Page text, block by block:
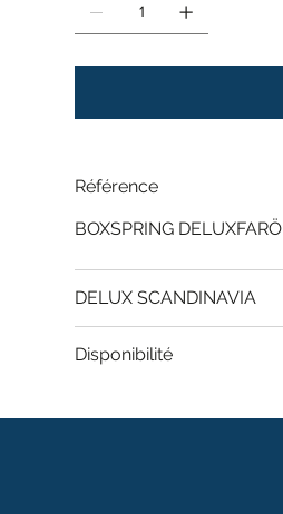
Référence
BOXSPRING DELUXFARÖ
DELUX SCANDINAVIA
Disponibilité